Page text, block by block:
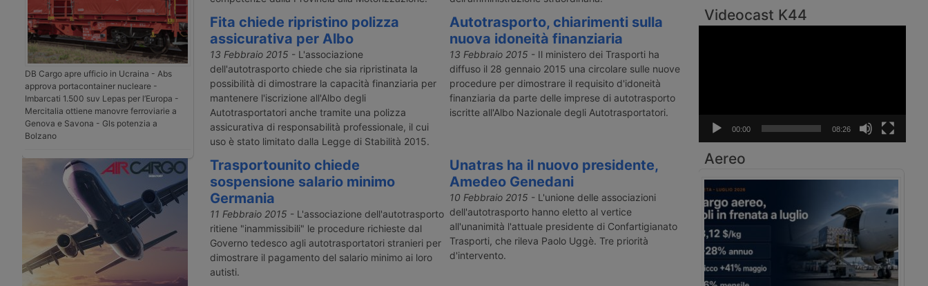
DB Cargo apre ufficio in Ucraina - Abs
approva portacontainer nucleare -
Imbarcati 1.500 suv Lepas per l’Europa -
Mercitalia ottiene manovre ferroviarie a
Genova e Savona - Gls potenzia a
Bolzano
Fita chiede ripristino polizza
assicurativa per Albo
13 Febbraio 2015 - L'associazione
dell'autotrasporto chiede che sia ripristinata la
possibilità di dimostrare la capacità finanziaria per
mantenere l'iscrizione all'Albo degli
Autotrasportatori anche tramite una polizza
assicurativa di responsabilità professionale, il cui
uso è stato limitato dalla Legge di Stabilità 2015.
Autotrasporto, chiarimenti sulla
nuova idoneità finanziaria
13 Febbraio 2015 - Il ministero dei Trasporti ha
diffuso il 28 gennaio 2015 una circolare sulle nuove
procedure per dimostrare il requisito d'idoneità
finanziaria da parte delle imprese di autotrasporto
iscritte all'Albo Nazionale degli Autotrasportatori.
Trasportounito chiede
sospensione salario minimo
Germania
11 Febbraio 2015 - L'associazione dell'autotrasporto
ritiene "inammissibili" le procedure richieste dal
Governo tedesco agli autotrasportatori stranieri per
dimostrare il pagamento del salario minimo ai loro
autisti.
Unatras ha il nuovo presidente,
Amedeo Genedani
10 Febbraio 2015 - L'unione delle associazioni
dell'autotrasporto hanno eletto al vertice
all'unanimità l'attuale presidente di Confartigianato
Trasporti, che rileva Paolo Uggè. Tre priorità
d'intervento.
Videocast K44
00:00 08:26
Aereo